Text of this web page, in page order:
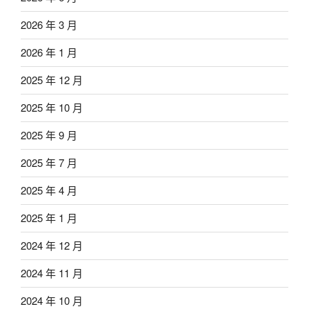
2026 年 3 月
2026 年 1 月
2025 年 12 月
2025 年 10 月
2025 年 9 月
2025 年 7 月
2025 年 4 月
2025 年 1 月
2024 年 12 月
2024 年 11 月
2024 年 10 月